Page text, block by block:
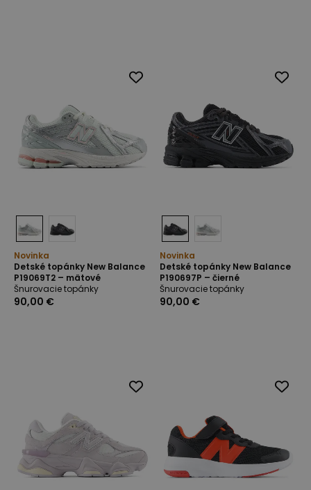
Novinka
Detské topánky New Balance
P19069T2 – mätové
Šnurovacie topánky
90,00 €
Novinka
Detské topánky New Balance
P190697P – čierné
Šnurovacie topánky
90,00 €